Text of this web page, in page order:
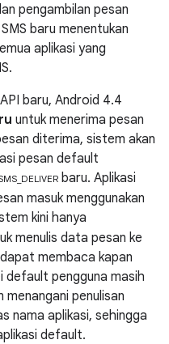
pengambilan pesan
baru menentukan
aplikasi yang
baru, Android 4.4
untuk menerima pesan
diterima, sistem akan
pesan default
baru. Aplikasi
masuk menggunakan
kini hanya
menulis data pesan ke
membaca kapan
default pengguna masih
penulisan
nama aplikasi, sehingga
default.